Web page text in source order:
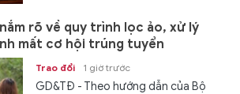
rõ về quy trình lọc ảo, xử lý
mất cơ hội trúng tuyển
Trao đổi 1 giờ trước
GD&TĐ - Theo hướng dẫn của Bộ